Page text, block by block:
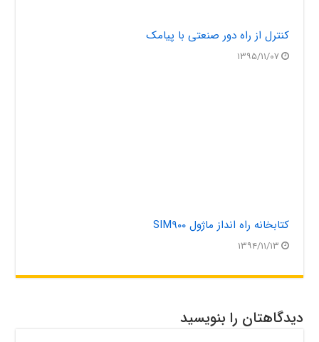
کنترل از راه دور صنعتی با پیامک
۱۳۹۵/۱۱/۰۷
کتابخانه راه انداز ماژول SIM۹۰۰
۱۳۹۴/۱۱/۱۳
دیدگاهتان را بنویسید